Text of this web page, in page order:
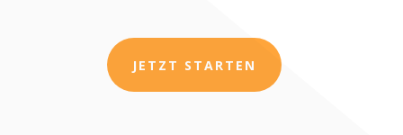
JETZT STARTEN